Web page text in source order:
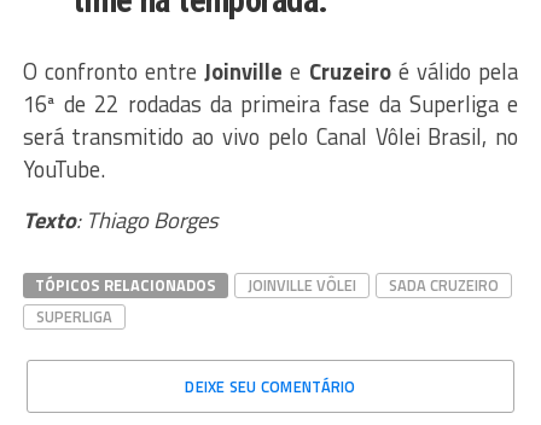
O confronto entreJoinville e Cruzeiroé válido pela
16ª de 22 rodadas da primeira fase da Superliga e
será transmitido ao vivo pelo Canal Vôlei Brasil, no
YouTube.
Texto: Thiago Borges
TÓPICOS RELACIONADOS JOINVILLE VÔLEI
SADA CRUZEIRO
SUPERLIGA
DEIXE SEU COMENTÁRIO